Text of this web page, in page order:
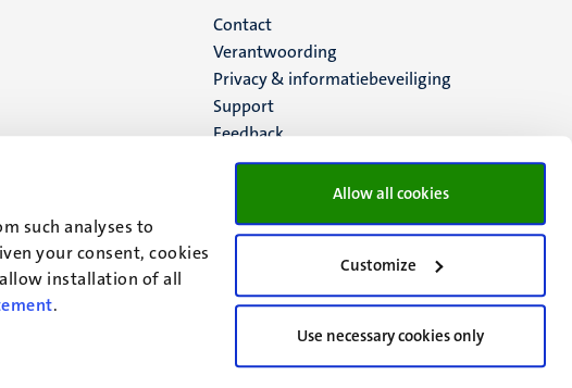
such analyses to
your consent, cookies
installation of all
.
Allow all cookies
Customize
Use necessary cookies only
Menu
footer
(NL)
Contact
Verantwoording
Privacy & informatiebeveiliging
Support
Feedback